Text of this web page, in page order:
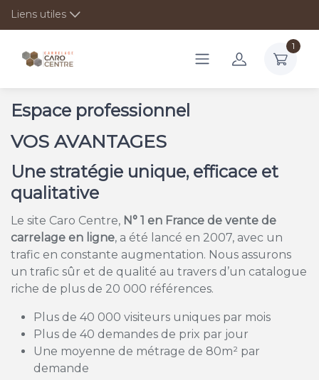
Liens utiles
1
Espace professionnel
VOS AVANTAGES
Une stratégie unique, efficace et
qualitative
Le site Caro Centre, N° 1 en France de vente de
carrelage en ligne, a été lancé en 2007, avec un
trafic en constante augmentation. Nous assurons
un trafic sûr et de qualité au travers d’un catalogue
riche de plus de 20 000 références.
Plus de 40 000 visiteurs uniques par mois
Plus de 40 demandes de prix par jour
Une moyenne de métrage de 80m² par
demande